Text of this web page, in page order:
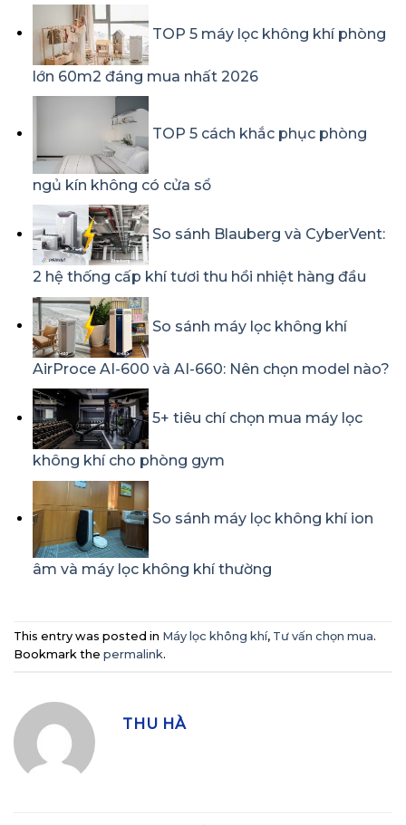
TOP 5 máy lọc không khí phòng
lớn 60m2 đáng mua nhất 2026
TOP 5 cách khắc phục phòng
ngủ kín không có cửa sổ
So sánh Blauberg và CyberVent:
2 hệ thống cấp khí tươi thu hồi nhiệt hàng đầu
So sánh máy lọc không khí
AirProce AI-600 và AI-660: Nên chọn model nào?
5+ tiêu chí chọn mua máy lọc
không khí cho phòng gym
So sánh máy lọc không khí ion
âm và máy lọc không khí thường
This entry was posted in Máy lọc không khí, Tư vấn chọn mua.
Bookmark the permalink.
THU HÀ